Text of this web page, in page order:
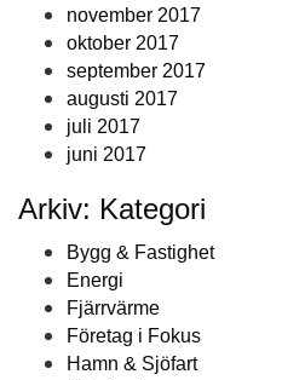
november 2017
oktober 2017
september 2017
augusti 2017
juli 2017
juni 2017
Arkiv: Kategori
Bygg & Fastighet
Energi
Fjärrvärme
Företag i Fokus
Hamn & Sjöfart